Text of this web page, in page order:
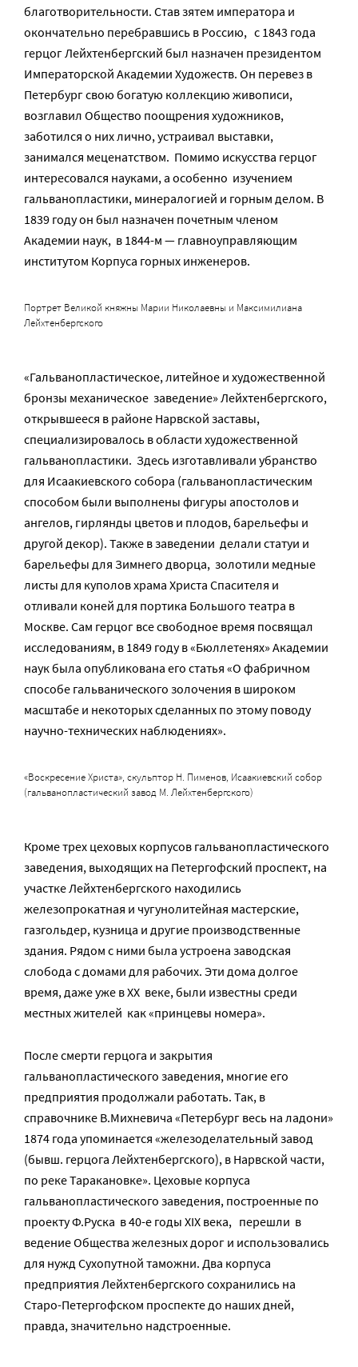
благотворительности. Став зятем императора и
окончательно перебравшись в Россию, с 1843 года
герцог Лейхтенбергский был назначен президентом
Императорской Академии Художеств. Он перевез в
Петербург свою богатую коллекцию живописи,
возглавил Общество поощрения художников,
заботился о них лично, устраивал выставки,
занимался меценатством. Помимо искусства герцог
интересовался науками, а особенно изучением
гальванопластики, минералогией и горным делом. В
1839 году он был назначен почетным членом
Академии наук, в 1844-м — главноуправляющим
институтом Корпуса горных инженеров.
Портрет Великой княжны Марии Николаевны и Максимилиана
Лейхтенбергского
«Гальванопластическое, литейное и художественной
бронзы механическое заведение» Лейхтенбергского,
открывшееся в районе Нарвской заставы,
специализировалось в области художественной
гальванопластики. Здесь изготавливали убранство
для Исаакиевского собора (гальванопластическим
способом были выполнены фигуры апостолов и
ангелов, гирлянды цветов и плодов, барельефы и
другой декор). Также в заведении делали статуи и
барельефы для Зимнего дворца, золотили медные
листы для куполов храма Христа Спасителя и
отливали коней для портика Большого театра в
Москве. Сам герцог все свободное время посвящал
исследованиям, в 1849 году в «Бюллетенях» Академии
наук была опубликована его статья «О фабричном
способе гальванического золочения в широком
масштабе и некоторых сделанных по этому поводу
научно-технических наблюдениях».
«Воскресение Христа», скульптор Н. Пименов, Исаакиевский собор
(гальванопластический завод М. Лейхтенбергского)
Кроме трех цеховых корпусов гальванопластического
заведения, выходящих на Петергофский проспект, на
участке Лейхтенбергского находились
железопрокатная и чугунолитейная мастерские,
газгольдер, кузница и другие производственные
здания. Рядом с ними была устроена заводская
слобода с домами для рабочих. Эти дома долгое
время, даже уже в XX веке, были известны среди
местных жителей как «принцевы номера».
После смерти герцога и закрытия
гальванопластического заведения, многие его
предприятия продолжали работать. Так, в
справочнике В.Михневича «Петербург весь на ладони»
1874 года упоминается «железоделательный завод
(бывш. герцога Лейхтенбергского), в Нарвской части,
по реке Таракановке». Цеховые корпуса
гальванопластического заведения, построенные по
проекту Ф.Руска в 40-е годы XIX века, перешли в
ведение Общества железных дорог и использовались
для нужд Сухопутной таможни. Два корпуса
предприятия Лейхтенбергского сохранились на
Старо-Петергофском проспекте до наших дней,
правда, значительно надстроенные.